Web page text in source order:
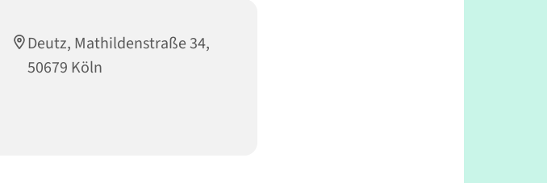
Deutz, Mathildenstraße 34,
50679 Köln